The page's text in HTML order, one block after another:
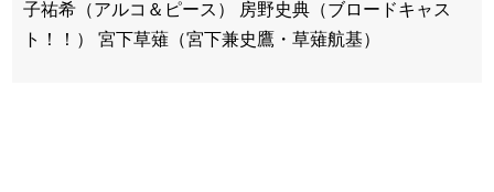
子祐希（アルコ＆ピース） 房野史典（ブロードキャス
ト！！） 宮下草薙（宮下兼史鷹・草薙航基）